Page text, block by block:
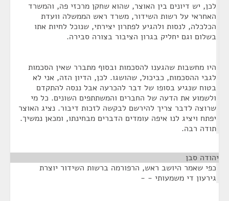
לכן, יש דיונים בין האוצר, שהוא שחקן מרכזי פה, והמשרד
האחראי על רשות השידור, משרד ראש הממשלה וועדת
הכלכלה, לנסות ולהגיע לפתרון יצירתי, שנוכל לחיות אתו
בשלום וגם יחליק בגרון הציבור בצורה סבירה.
היו מחשבות שהגענו להסכמות ובסוף מתברר שאין הסכמות
לגבי ההסכמות, כביכול, שהושגו. לכן, הדיון הזה, אני לא
בטוח שנגיע בסופו של דבר להכרעה אבל ננסה להתקדם
ולשמוע את הדעה של החברים והמשתתפים השונים. כל מי
שרוצה לדבר צריך להירשם לבקשה לזכות דיבור. נציג האוצר
יפתח ויציג לנו איפה עומדים הדברים מבחינתו, ומכאן נמשיך.
תודה רבה.
יהודה סבן
כפי שאמר היושב ראש, הרפורמה ברשות השידור יוצרת
גירעון די משמעותי - -